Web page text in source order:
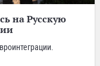
на Русскую